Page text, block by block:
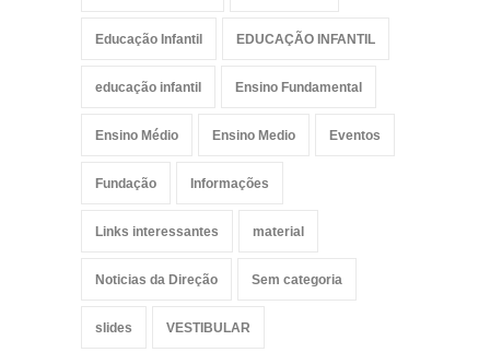
Educação Infantil EDUCAÇÃO INFANTIL
educação infantil Ensino Fundamental
Ensino Médio Ensino Medio Eventos
Fundação Informações
Links interessantes material
Noticias da Direção Sem categoria
slides VESTIBULAR